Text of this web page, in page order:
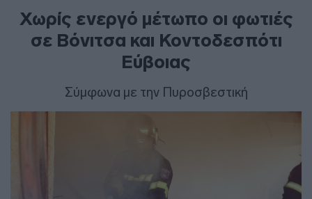
Χωρίς ενεργό μέτωπο οι φωτιές
σε Βόνιτσα και Κοντοδεσπότι
Εύβοιας
Σύμφωνα με την Πυροσβεστική